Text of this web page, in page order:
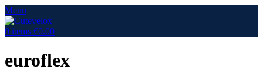
Menu
0 items €0.00
euroflex